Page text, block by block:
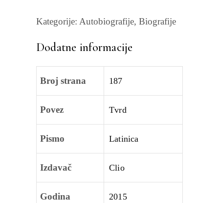
Kategorije: Autobiografije, Biografije
Dodatne informacije
Broj strana 187
Povez Tvrd
Pismo Latinica
Izdavač Clio
Godina
2015